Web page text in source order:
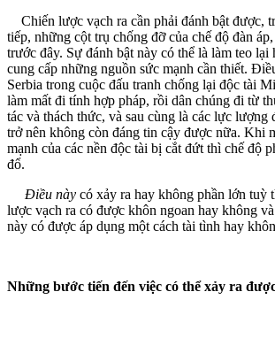
Chiến lược vạch ra cần phải đánh bật được,
tiếp, những cột trụ chống đỡ của chế độ đàn
trước đây. Sự đánh bật này có thể là làm teo lại
cung cấp những nguồn sức mạnh cần thiết.
Serbia trong cuộc đấu tranh chống lại độc tài
làm mất đi tính hợp pháp, rồi dân chúng đi từ
tác và thách thức, và sau cùng là các lực lượng
trở nên không còn đáng tin cậy được nữa. Khi
mạnh của các nền độc tài bị cắt đứt thì chế độ
đổ.
Điều này có xảy ra hay không phần lớn tuỳ
lược vạch ra có được khôn ngoan hay không
này có được áp dụng một cách tài tình hay
Những bước tiến đến việc có thể xảy ra